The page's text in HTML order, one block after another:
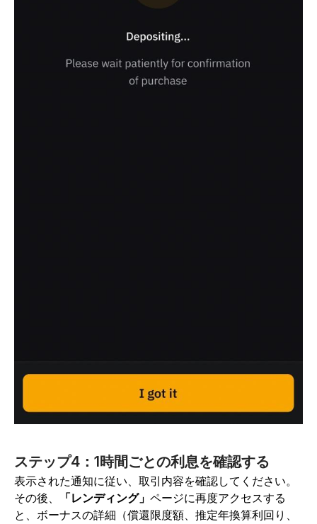
ステップ4：1時間ごとの利息を確認する
表示された通知に従い、取引内容を確認してください。
その後、
「レンディング」 ページに再度アクセスする
と、ボーナスの詳細（償還限度額、推定年換算利回り、